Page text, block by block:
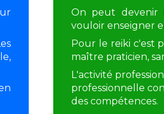
On peut devenir
vouloir enseigner
Pour le reiki c'est
maître praticien,
L'activité
professionnelle
des compétences.